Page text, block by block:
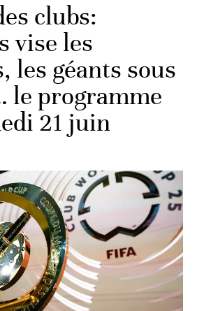
clubs:
vise les
les géants sous
le programme
21 juin